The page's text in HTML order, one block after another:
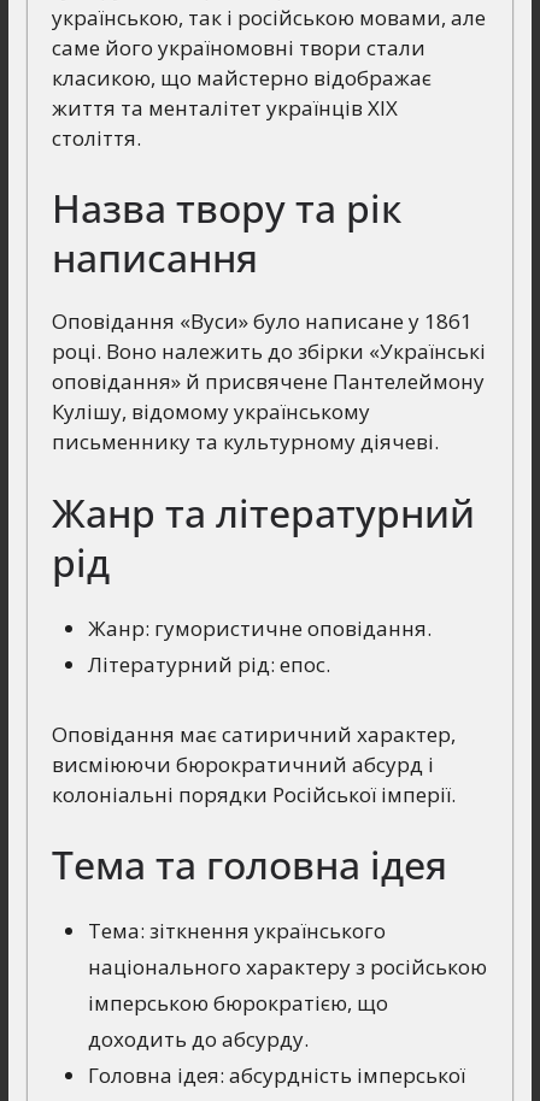
українською, так і російською мовами, але
саме його україномовні твори стали
класикою, що майстерно відображає
життя та менталітет українців XIX
століття.
Назва твору та рік
написання
Оповідання «Вуси» було написане у 1861
році. Воно належить до збірки «Українські
оповідання» й присвячене Пантелеймону
Кулішу, відомому українському
письменнику та культурному діячеві.
Жанр та літературний
рід
Жанр: гумористичне оповідання.
Літературний рід: епос.
Оповідання має сатиричний характер,
висміюючи бюрократичний абсурд і
колоніальні порядки Російської імперії.
Тема та головна ідея
Тема: зіткнення українського
національного характеру з російською
імперською бюрократією, що
доходить до абсурду.
Головна ідея: абсурдність імперської